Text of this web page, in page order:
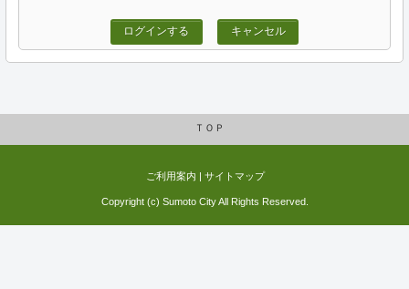
ログインする キャンセル
ＴＯＰ
ご利用案内 | サイトマップ
Copyright (c) Sumoto City All Rights Reserved.